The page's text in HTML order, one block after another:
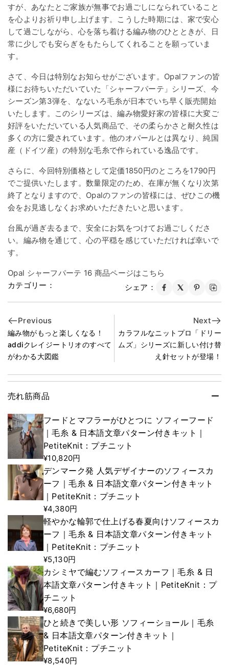
売れ筋商品
フードとマフラーがひとつに ソフィーフード
｜毛糸 & 日本語文章パターン付きキット｜
PetiteKnit：プチニット
¥10,820円
デンマーク発 人気デザイナーのソフィースカ
ーフ｜毛糸 & 日本語文章パターン付きキット
｜PetiteKnit：プチニット
¥4,380円
軽やかな輪郭で仕上げる春夏向けソフィースカ
ーフ｜毛糸 & 日本語文章パターン付きキット
｜PetiteKnit：プチニット
¥5,130円
カシミヤで編むソフィースカーフ｜毛糸 & 日
本語文章パターン付きキット｜PetiteKnit：プ
チニット
¥6,680円
ひと続きで美しい形 ソフィーショール｜毛糸
& 日本語文章パターン付きキット｜
PetiteKnit：プチニット
¥8,540円
すが、あなたとご家族が無事でお過ごしになられていること
を心よりお祈り申し上げます。こうした時期には、家で安心
して過ごしながら、心を落ち着ける編み物のひとときが、日
常に少しでも安らぎをもたらしてくれることを願っていま
す。
さて、今日は特別なお知らせがございます。Opalファンの皆
様にお待ちいただいていた「シャーフパーテ」シリーズ、今
シーズン第3弾を、なないろ毛糸が日本でいち早く販売開始
いたします。このシリーズは、編み物愛好家の皆様に大変ご
好評をいただいている人気商品で、その柔らかさと耐久性は
多くの方に愛されています。他のオパールとは異なり、純国
産（ドイツ産）の特別な毛糸で作られている逸品です。
さらに、今回特別価格として定価1850円のところを1790円
でご提供いたします。数量限定のため、在庫が無くなり次第
終了となりますので、Opalのファンの皆様には、ぜひこの機
会をお見逃しなくお求めいただきたいと思います。
台風が過ぎ去るまで、安全にお気をつけてお過ごしくださ
い。編み物を通じて、心の平穏を感じていただければ幸いで
す。
Opal シャーフパーテ 16 商品ページはこちら
カテゴリー：
シェア：
Previous
編み物がもっと楽しくなる！
addiクレイジートリオのすべて
がわかる大図鑑
Next
カラフルなニットプロ「ドリー
ムズ」シリーズに新しい付け替
え針セットが登場！